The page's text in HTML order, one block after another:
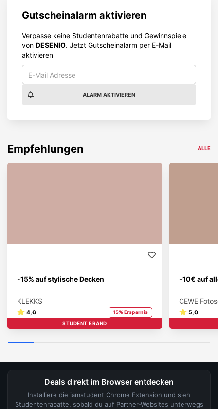
Gutscheinalarm aktivieren
Verpasse keine Studentenrabatte und Gewinnspiele
von DESENIO. Jetzt Gutscheinalarm per E-Mail
aktivieren!
ALARM AKTIVIEREN
Empfehlungen ALLE
-15% auf stylische Decken
KLEKKS
4,6 15% Ersparnis
STUDENT BRAND
-10€ auf
CEWE
5,0
Deals direkt im Browser entdecken
Installiere die iamstudent Chrome Extension und sieh
Studentenrabatte, sobald du auf Partner-Websites unterwegs